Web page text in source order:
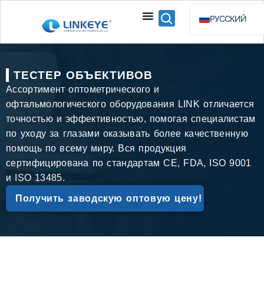
РУССКИЙ
ENGLISH
ТЕСТЕР ОБЪЕКТИВОВ
Ассортимент оптометрического и
офтальмологического оборудования LINK отличается
точностью и эффективностью, помогая специалистам
по уходу за глазами оказывать более качественную
помощь по всему миру. Вся продукция
сертифицирована по стандартам CE, FDA, ISO 9001
и ISO 13485.
Получить заводскую оптовую цену!